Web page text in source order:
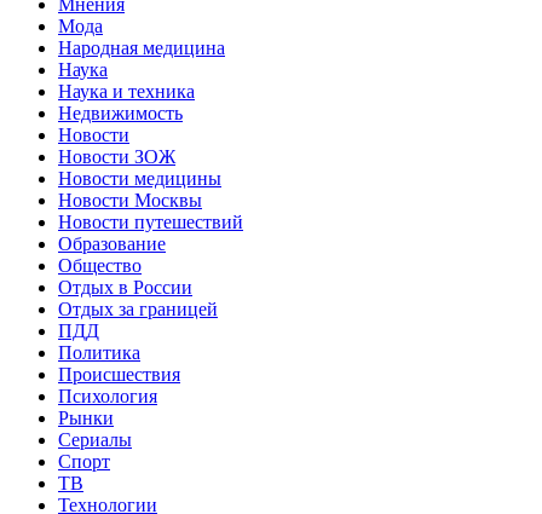
Мнения
Мода
Народная медицина
Наука
Наука и техника
Недвижимость
Новости
Новости ЗОЖ
Новости медицины
Новости Москвы
Новости путешествий
Образование
Общество
Отдых в России
Отдых за границей
ПДД
Политика
Происшествия
Психология
Рынки
Сериалы
Спорт
ТВ
Технологии